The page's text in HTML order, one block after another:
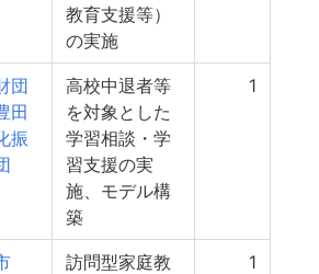
教育支援等）
の実施
団
田
振
高校中退者等
を対象とした
学習相談・学
習支援の実
施、モデル構
築
1
訪問型家庭教
1